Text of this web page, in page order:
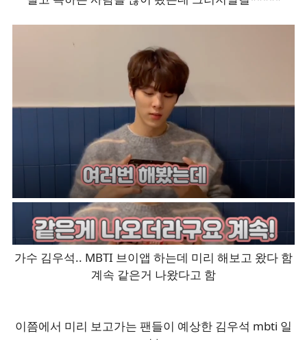
가수 김우석.. MBTI 브이앱 하는데 미리 해보고 왔다 함
계속 같은거 나왔다고 함
이쯤에서 미리 보고가는 팬들이 예상한 김우석 mbti 일